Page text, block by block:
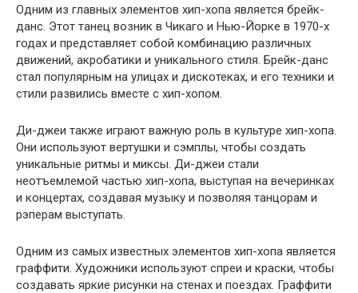
Одним из главных элементов хип-хопа является брейк-
данс. Этот танец возник в Чикаго и Нью-Йорке в 1970-х
годах и представляет собой комбинацию различных
движений, акробатики и уникального стиля. Брейк-данс
стал популярным на улицах и дискотеках, и его техники и
стили развились вместе с хип-хопом.
Ди-джеи также играют важную роль в культуре хип-хопа.
Они используют вертушки и сэмплы, чтобы создать
уникальные ритмы и миксы. Ди-джеи стали
неотъемлемой частью хип-хопа, выступая на вечеринках
и концертах, создавая музыку и позволяя танцорам и
рэперам выступать.
Одним из самых известных элементов хип-хопа является
граффити. Художники используют спреи и краски, чтобы
создавать яркие рисунки на стенах и поездах. Граффити